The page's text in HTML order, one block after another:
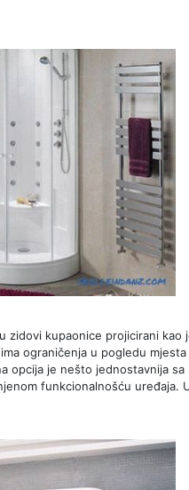
kupaonice projicirani kao
ograničenja u pogledu
je nešto jednostavnija
funkcionalnošću uređaja.